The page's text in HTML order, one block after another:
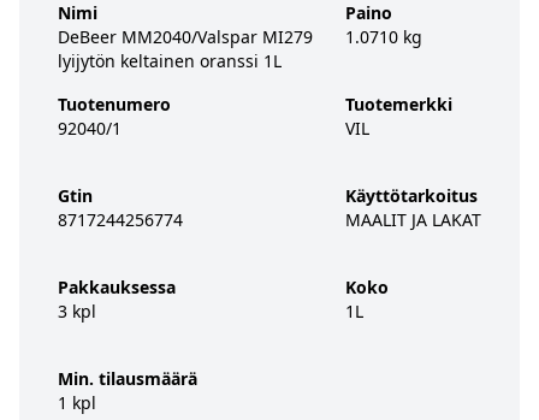
Nimi
DeBeer MM2040/Valspar MI279
lyijytön keltainen oranssi 1L
Tuotenumero
92040/1
Gtin
8717244256774
Pakkauksessa
3 kpl
Min. tilausmäärä
1 kpl
Paino
1.0710 kg
Tuotemerkki
VIL
Käyttötarkoitus
MAALIT JA LAKAT
Koko
1L